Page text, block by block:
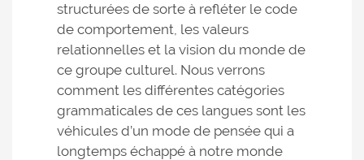
structurées de sorte à refléter le code
de comportement, les valeurs
relationnelles et la vision du monde de
ce groupe culturel. Nous verrons
comment les différentes catégories
grammaticales de ces langues sont les
véhicules d’un mode de pensée qui a
longtemps échappé à notre monde